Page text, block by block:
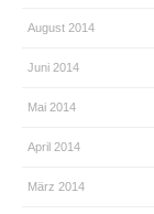
August 2014
Juni 2014
Mai 2014
April 2014
März 2014